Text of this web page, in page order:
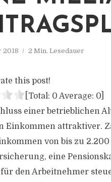
2018 2 Min. Lesedauer
this post!
[Total: 0 Average: 0
einer betrieblichen
Einkommen attraktiver.
von bis zu
eine
den Arbeitnehmer